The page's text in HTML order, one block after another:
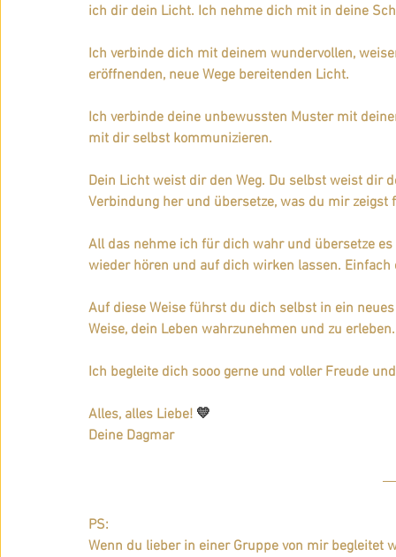
ich dir dein Licht. Ich nehme dich mit in deine
Ich verbinde dich mit deinem wundervollen,
eröffnenden, neue Wege bereitenden Licht.
Ich verbinde deine unbewussten Muster mit
mit dir selbst kommunizieren.
Dein Licht weist dir den Weg. Du selbst weist dir
Verbindung her und übersetze, was du mir zeigst
All das nehme ich für dich wahr und übersetze
wieder hören und auf dich wirken lassen. Einfach
Auf diese Weise führst du dich selbst in ein
Weise, dein Leben wahrzunehmen und zu erleben.
Ich begleite dich sooo gerne und voller Freude
Alles, alles Liebe! 💛
Deine Dagmar
PS:
Wenn du lieber in einer Gruppe von mir begleitet